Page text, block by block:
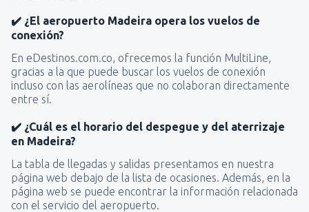
✔️ ¿El aeropuerto Madeira opera los vuelos de
conexión?
En eDestinos.com.co, ofrecemos la función MultiLine,
gracias a la que puede buscar los vuelos de conexión
incluso con las aerolíneas que no colaboran directamente
entre sí.
✔️ ¿Cuál es el horario del despegue y del aterrizaje
en Madeira?
La tabla de llegadas y salidas presentamos en nuestra
página web debajo de la lista de ocasiones. Además, en la
página web se puede encontrar la información relacionada
con el servicio del aeropuerto.